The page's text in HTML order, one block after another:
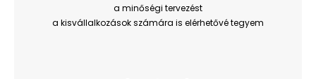
a minőségi tervezést
a kisvállalkozások számára is elérhetővé tegyem